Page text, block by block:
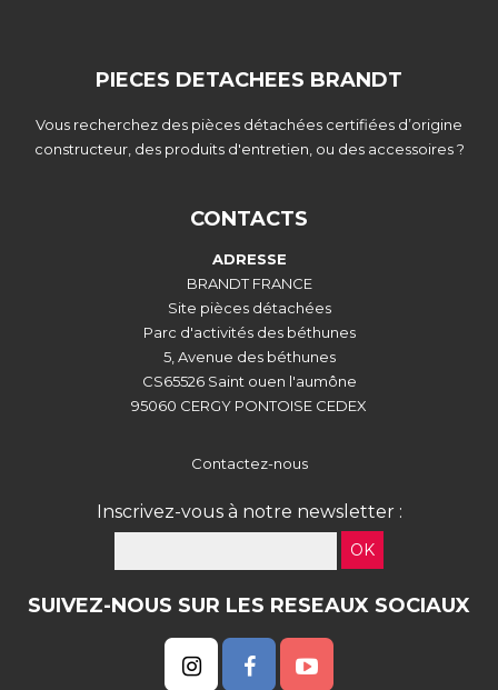
PIECES DETACHEES BRANDT
Vous recherchez des pièces détachées certifiées d’origine
constructeur, des produits d'entretien, ou des accessoires ?
CONTACTS
ADRESSE
BRANDT FRANCE
Site pièces détachées
Parc d'activités des béthunes
5, Avenue des béthunes
CS65526 Saint ouen l'aumône
95060 CERGY PONTOISE CEDEX
Contactez-nous
Inscrivez-vous à notre newsletter :
OK
SUIVEZ-NOUS SUR LES RESEAUX SOCIAUX